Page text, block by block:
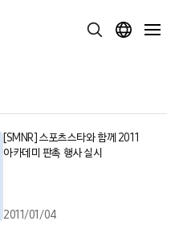
[SMNR] 스포츠스타와 함께 2011
아카데미 판촉 행사 실시
2011/01/04